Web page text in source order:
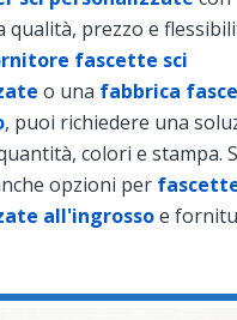
qualità, prezzo e
fascette sci
o una fabbrica
, puoi richiedere una
colori e stampa.
opzioni per
all'ingrossoe